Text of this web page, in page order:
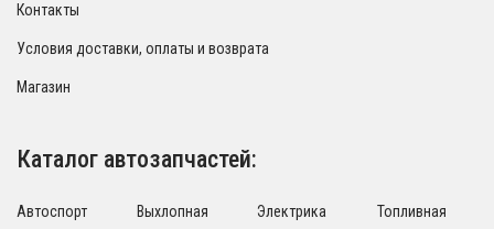
Контакты
Условия доставки, оплаты и возврата
Магазин
Каталог автозапчастей:
Автоспорт
Выхлопная
Электрика
Топливная